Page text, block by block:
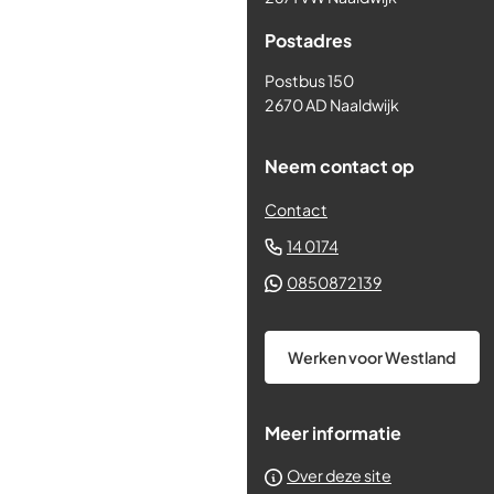
van
de
paginainhoud
Postadres
Postbus 150
2670 AD Naaldwijk
Neem contact op
Contact
14 0174(Verwijst
naar
een
telefoonnummer)
0850872139(Verwijst
een
Whatsapp
Werken voor Westland
Meer informatie
Over deze site